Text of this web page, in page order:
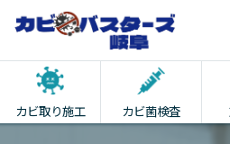
カビ取り施工 カビ菌検査